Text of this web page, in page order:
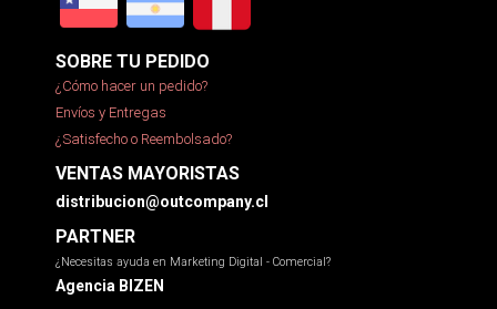
SOBRE TU PEDIDO
¿Cómo hacer un pedido?
Envíos y Entregas
¿Satisfecho o Reembolsado?
VENTAS MAYORISTAS
distribucion@outcompany.cl
PARTNER
¿Necesitas ayuda en Marketing Digital - Comercial?
Agencia BIZEN